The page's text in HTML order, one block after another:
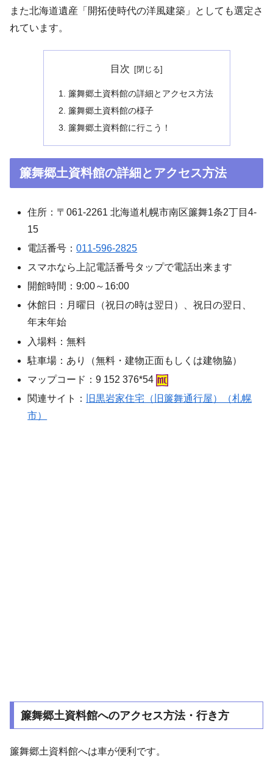
また北海道遺産「開拓使時代の洋風建築」としても選定さ
れています。
目次
簾舞郷土資料館の詳細とアクセス方法
簾舞郷土資料館の様子
簾舞郷土資料館に行こう！
簾舞郷土資料館の詳細とアクセス方法
住所：〒061-2261 北海道札幌市南区簾舞1条2丁目4-
15
電話番号：011-596-2825
スマホなら上記電話番号タップで電話出来ます
開館時間：9:00～16:00
休館日：月曜日（祝日の時は翌日）、祝日の翌日、
年末年始
入場料：無料
駐車場：あり（無料・建物正面もしくは建物脇）
マップコード：9 152 376*54
関連サイト：
旧黒岩家住宅（旧簾舞通行屋）（札幌
市）
簾舞郷土資料館へのアクセス方法・行き方
簾舞郷土資料館へは車が便利です。